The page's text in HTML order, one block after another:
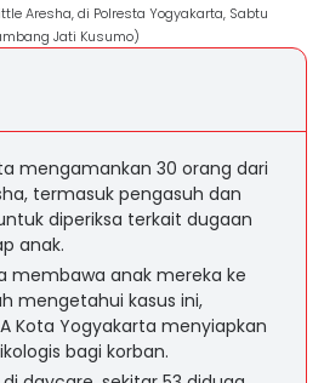
Aresha, di Polresta Yogyakarta, Sabtu
Jati Kusumo)
mengamankan 30 orang dari
termasuk pengasuh dan
diperiksa terkait dugaan
anak.
membawa anak mereka ke
mengetahui kasus ini,
Kota Yogyakarta menyiapkan
bagi korban.